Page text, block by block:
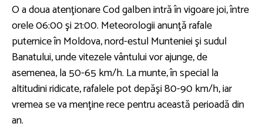
O a doua atenţionare Cod galben intră în vigoare joi, între
orele 06:00 şi 21:00. Meteorologii anunţă rafale
puternice în Moldova, nord-estul Munteniei şi sudul
Banatului, unde vitezele vântului vor ajunge, de
asemenea, la 50-65 km/h. La munte, în special la
altitudini ridicate, rafalele pot depăşi 80-90 km/h, iar
vremea se va menţine rece pentru această perioadă din
an.